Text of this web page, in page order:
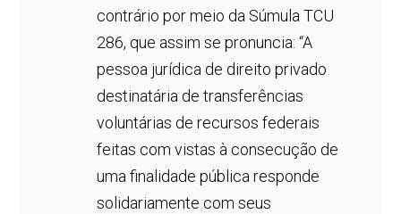
contrário por meio da Súmula TCU
286, que assim se pronuncia: “A
pessoa jurídica de direito privado
destinatária de transferências
voluntárias de recursos federais
feitas com vistas à consecução de
uma finalidade pública responde
solidariamente com seus